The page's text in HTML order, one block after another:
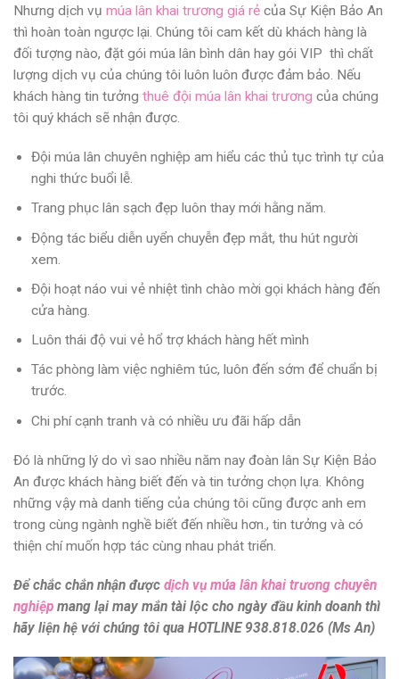
Nhưng dịch vụ múa lân khai trương giá rẻ của Sự Kiện Bảo An
thì hoàn toàn ngược lại. Chúng tôi cam kết dù khách hàng là
đối tượng nào, đặt gói múa lân bình dân hay gói VIP thì chất
lượng dịch vụ của chúng tôi luôn luôn được đảm bảo. Nếu
khách hàng tin tưởng thuê đội múa lân khai trương của chúng
tôi quý khách sẽ nhận được.
Đội múa lân chuyên nghiệp am hiểu các thủ tục trình tự của
nghi thức buổi lễ.
Trang phục lân sạch đẹp luôn thay mới hằng năm.
Động tác biểu diễn uyển chuyễn đẹp mắt, thu hút người
xem.
Đội hoạt náo vui vẻ nhiệt tình chào mời gọi khách hàng đến
cửa hàng.
Luôn thái độ vui vẻ hổ trợ khách hàng hết mình
Tác phòng làm việc nghiêm túc, luôn đến sớm để chuẩn bị
trước.
Chi phí cạnh tranh và có nhiều ưu đãi hấp dẫn
Đó là những lý do vì sao nhiều năm nay đoàn lân Sự Kiện Bảo
An được khách hàng biết đến và tin tưởng chọn lựa. Không
những vậy mà danh tiếng của chúng tôi cũng được anh em
trong cùng ngành nghề biết đến nhiều hơn., tin tưởng và có
thiện chí muốn hợp tác cùng nhau phát triển.
Để chắc chắn nhận được dịch vụ múa lân khai trương chuyên
nghiệp mang lại may mắn tài lộc cho ngày đầu kinh doanh thì
hãy liện hệ với chúng tôi qua HOTLINE 938.818.026 (Ms An)